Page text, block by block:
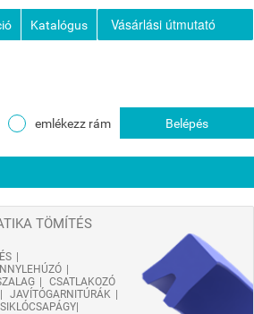
Katalógus Vásárlási útmutató
emlékezz rám Belépés
TÖMÍTÉS
CSATLAKOZÓ
JAVÍTÓGARNITÚRÁK
SIKLÓCSAPÁGY